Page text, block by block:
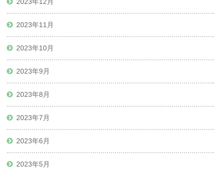
2023年11月
2023年10月
2023年9月
2023年8月
2023年7月
2023年6月
2023年5月